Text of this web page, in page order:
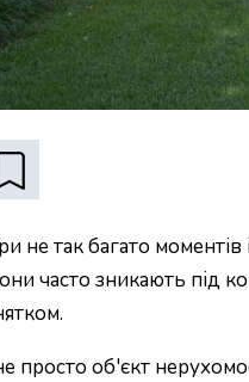
не так багато
часто зникають під
об'єкт